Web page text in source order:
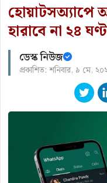
হারাবে না ২৪
ডেস্ক নিউজ
প্রকাশিত: শনিবার, ৯ মে,